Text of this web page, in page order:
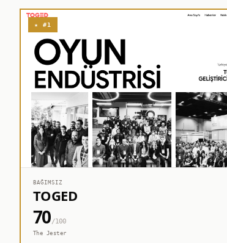
★ #1
BAĞIMSIZ
TOGED
70/100
The Jester